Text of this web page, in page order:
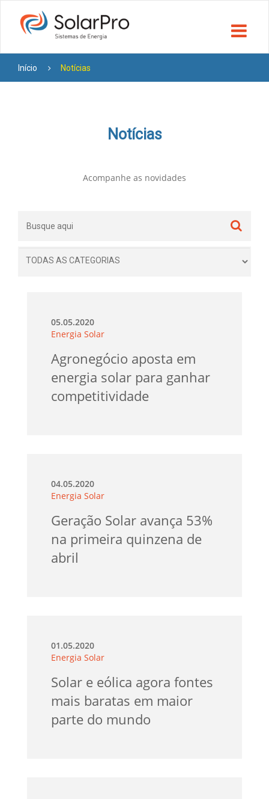
Início Notícias
Notícias
Acompanhe as novidades
05.05.2020
Energia Solar
Agronegócio aposta em
energia solar para ganhar
competitividade
04.05.2020
Energia Solar
Geração Solar avança 53%
na primeira quinzena de
abril
01.05.2020
Energia Solar
Solar e eólica agora fontes
mais baratas em maior
parte do mundo